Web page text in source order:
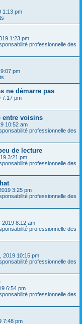
1:13 pm
1:23 pm
professionnelle des
pm
ne démarre pas
7:17 pm
entre voisins
10:52 am
professionnelle des
de lecture
3:21 pm
professionnelle des
3:25 pm
professionnelle des
2019 8:12 am
professionnelle des
2019 10:15 pm
professionnelle des
6:54 pm
professionnelle des
7:48 pm